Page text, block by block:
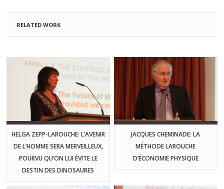
RELATED WORK
HELGA ZEPP-LAROUCHE: L’AVENIR
DE L’HOMME SERA MERVEILLEUX,
POURVU QU’ON LUI ÉVITE LE
DESTIN DES DINOSAURES
JACQUES CHEMINADE: LA
MÉTHODE LAROUCHE
D’ÉCONOMIE PHYSIQUE